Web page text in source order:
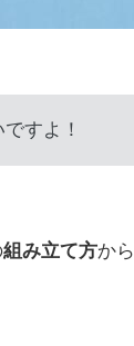
すよ！
組み立て方から